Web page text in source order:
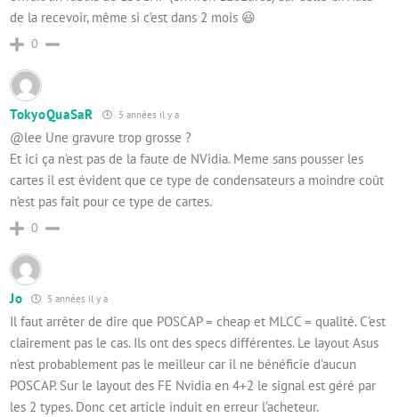
de la recevoir, même si c’est dans 2 mois 😃
0
TokyoQuaSaR 5 années il y a
@lee Une gravure trop grosse ?
Et ici ça n’est pas de la faute de NVidia. Meme sans pousser les
cartes il est évident que ce type de condensateurs a moindre coût
n’est pas fait pour ce type de cartes.
0
Jo 5 années il y a
Il faut arrêter de dire que POSCAP = cheap et MLCC = qualité. C’est
clairement pas le cas. Ils ont des specs différentes. Le layout Asus
n’est probablement pas le meilleur car il ne bénéficie d’aucun
POSCAP. Sur le layout des FE Nvidia en 4+2 le signal est géré par
les 2 types. Donc cet article induit en erreur l’acheteur.